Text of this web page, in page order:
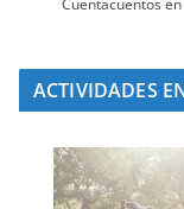
Cuentacuentos
ACTIVIDADES